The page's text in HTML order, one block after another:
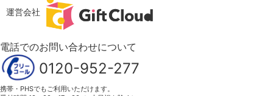
運営会社
電話でのお問い合わせについて
0120-952-277
携帯・PHSでもご利用いただけます。